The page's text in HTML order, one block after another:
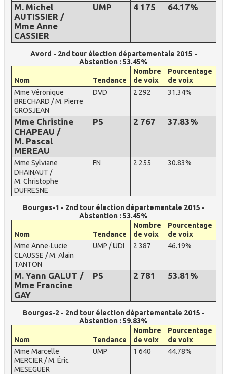
M. Michel
AUTISSIER /
Mme Anne
CASSIER
UMP 4 175 64.17%
Avord - 2nd tour élection départementale 2015 -
Abstention : 53.45%
Nom Tendance
Nombre
de voix
Pourcentage
de voix
Mme Véronique
BRECHARD / M. Pierre
GROSJEAN
DVD 2 292 31.34%
Mme Christine
CHAPEAU /
M. Pascal
MEREAU
PS 2 767 37.83%
Mme Sylviane
DHAINAUT /
M. Christophe
DUFRESNE
FN 2 255 30.83%
Bourges-1 - 2nd tour élection départementale 2015 -
Abstention : 53.45%
Nom Tendance
Nombre
de voix
Pourcentage
de voix
Mme Anne-Lucie
CLAUSSE / M. Alain
TANTON
UMP / UDI 2 387 46.19%
M. Yann GALUT /
Mme Francine
GAY
PS 2 781 53.81%
Bourges-2 - 2nd tour élection départementale 2015 -
Abstention : 59.83%
Nom Tendance
Nombre
de voix
Pourcentage
de voix
Mme Marcelle
MERCIER / M. Éric
MESEGUER
UMP 1 640 44.78%